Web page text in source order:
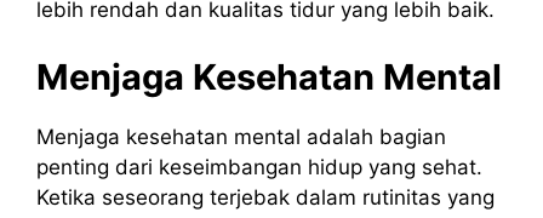
lebih rendah dan kualitas tidur yang lebih baik.
Menjaga Kesehatan Mental
Menjaga kesehatan mental adalah bagian
penting dari keseimbangan hidup yang sehat.
Ketika seseorang terjebak dalam rutinitas yang